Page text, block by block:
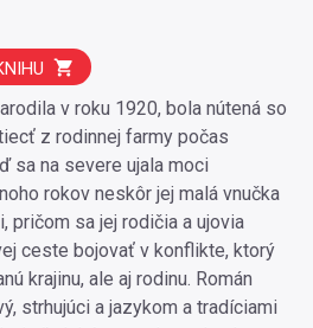
v roku 1920, bola nútená so
z rodinnej farmy počas
sa na severe ujala moci
rokov neskôr jej malá vnučka
pričom sa jej rodičia a ujovia
ceste bojovať v konflikte, ktorý
krajinu, ale aj rodinu. Román
strhujúci a jazykom a tradíciami